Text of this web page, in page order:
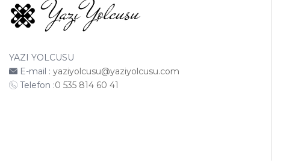
YAZI YOLCUSU
E-mail : yaziyolcusu@yaziyolcusu.com
Telefon :0 535 814 60 41